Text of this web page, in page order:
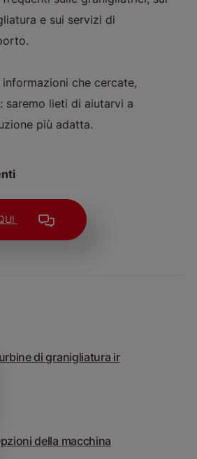
e sui servizi di
che cercate,
saremo lieti di aiutarvi a
più adatta.
di granigliatura ir
della macchina